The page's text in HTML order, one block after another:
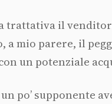
trattativa il
a mio parere, il
un potenziale
po’ supponente